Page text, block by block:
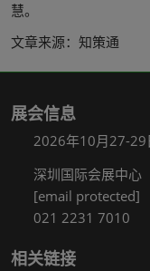
慧。
文章来源：知策通
展会信息
2026年10月27-29
深圳国际会展中心
[email protected]
021 2231 7010
相关链接